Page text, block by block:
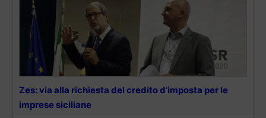
Zes: via alla richiesta del credito d’imposta per le
imprese siciliane